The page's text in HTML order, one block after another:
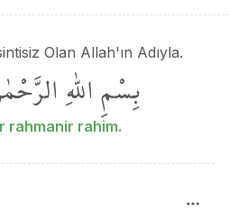
Olan Allah'ın Adıyla.
بِسْمِاللّٰهِ
rahmanir rahim.